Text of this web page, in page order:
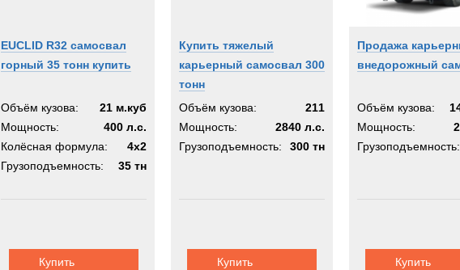
EUCLID R32 самосвал
горный 35 тонн купить
Объём кузова:
21 м.куб
Мощность:
400 л.с.
Колёсная формула:
4х2
Грузоподъемность:
35 тн
Купить
Купить тяжелый
карьерный самосвал 300
тонн
Объём кузова:
211
Мощность:
2840 л.с.
Грузоподъемность:
300 тн
Купить
Продажа
внедорожный
Объём кузова:
Мощность:
Грузоподъемность:
Купить